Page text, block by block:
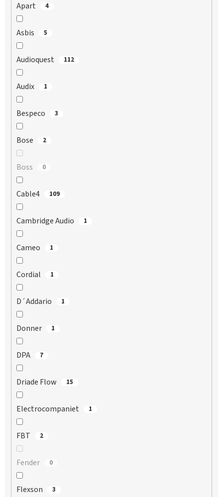
Apart 4
Asbis 5
Audioquest 112
Audix 1
Bespeco 3
Bose 2
Boss 0
Cable4 109
Cambridge Audio 1
Cameo 1
Cordial 1
D´Addario 1
Donner 1
DPA 7
Driade Flow 15
Electrocompaniet 1
FBT 2
Fender 0
Flexson 3